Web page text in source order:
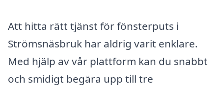
Att hitta rätt tjänst för fönsterputs i
Strömsnäsbruk har aldrig varit enklare.
Med hjälp av vår plattform kan du snabbt
och smidigt begära upp till tre